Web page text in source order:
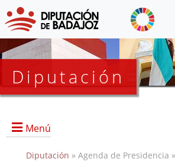
Diputación
Menú
Diputación » Agenda de Presidencia »